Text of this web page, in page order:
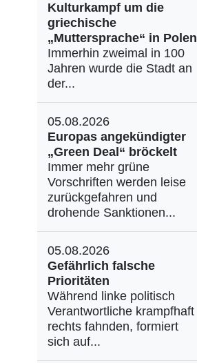
Kulturkampf um die
griechische
„Muttersprache“ in Polen
Immerhin zweimal in 100
Jahren wurde die Stadt an
der...
05.08.2026
Europas angekündigter
„Green Deal“ bröckelt
Immer mehr grüne
Vorschriften werden leise
zurückgefahren und
drohende Sanktionen...
05.08.2026
Gefährlich falsche
Prioritäten
Während linke politisch
Verantwortliche krampfhaft
rechts fahnden, formiert
sich auf...